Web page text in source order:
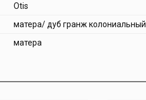
Otis
матера/ дуб гранж колониальный
матера